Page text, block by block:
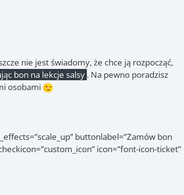
nie jest świadomy, że chce ją rozpocząć,
bon na lekcje salsy . Na pewno poradzisz
osobami
buttonlabel=”Zamów bon
icon=”font-icon-ticket”